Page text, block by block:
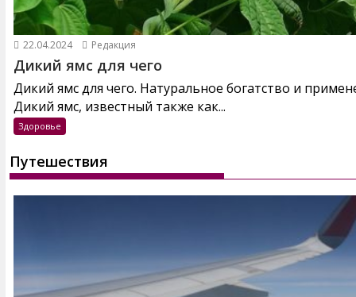
22.04.2024 Редакция
Дикий ямс для чего
Дикий ямс для чего. Натуральное богатство и
Дикий ямс, известный также как...
Здоровье
Путешествия